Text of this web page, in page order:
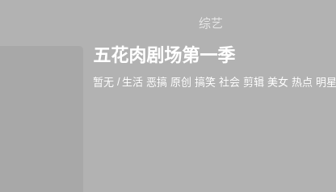
综艺
五花肉剧场第一季
暂无 / 生活 恶搞 原创 搞笑 社会 剪辑 美女 热点 明星